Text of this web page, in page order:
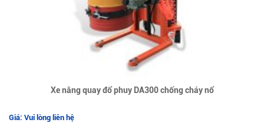
Xe nâng quay đổ phuy DA300 chống cháy nổ
Giá: Vui lòng liên hệ